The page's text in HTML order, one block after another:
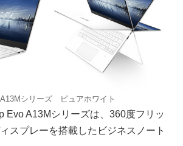
シリーズ ピュアホワイト
A13Mシリーズは、360度フリッ
スプレーを搭載したビジネスノート